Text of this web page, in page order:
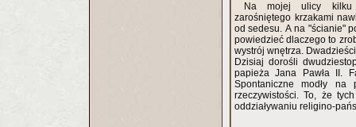
Na mojej ulicy kilku
zarośniętego krzakami
od sedesu. A na "ścianie"
powiedzieć dlaczego to
wystrój wnętrza.
Dzisiaj dorośli
papieża Jana Pawła II.
Spontaniczne modły
rzeczywistości. To, że
oddziaływaniu religino-